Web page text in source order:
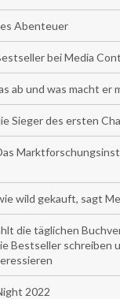
Abenteuer
bei Media
ab und was macht er
Sieger des ersten
wild gekauft, sagt
die täglichen
Bestseller schreiben
2022